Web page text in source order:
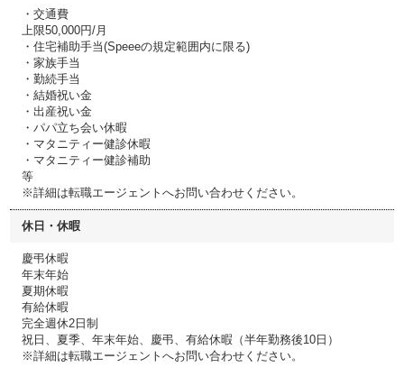
・交通費
上限50,000円/月
・住宅補助手当(Speeeの規定範囲内に限る)
・家族手当
・勤続手当
・結婚祝い金
・出産祝い金
・パパ立ち会い休暇
・マタニティー健診休暇
・マタニティー健診補助
等
※詳細は転職エージェントへお問い合わせください。
休日・休暇
慶弔休暇
年末年始
夏期休暇
有給休暇
完全週休2日制
祝日、夏季、年末年始、慶弔、有給休暇（半年勤務後10日）
※詳細は転職エージェントへお問い合わせください。